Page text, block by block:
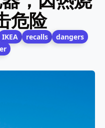
危险
IKEA recalls
dangers